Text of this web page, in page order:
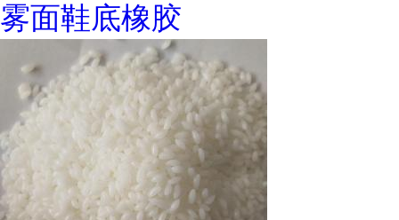
雾面鞋底橡胶